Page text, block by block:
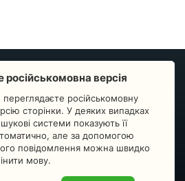
СВЯЗЬ
Статистика изменений
Преподавателям
Пульс страны
російськомовна версія
переглядаєте російськомовну
сторінки. У деяких випадках
системи показують її
але за допомогою
повідомлення можна швидко
мову.